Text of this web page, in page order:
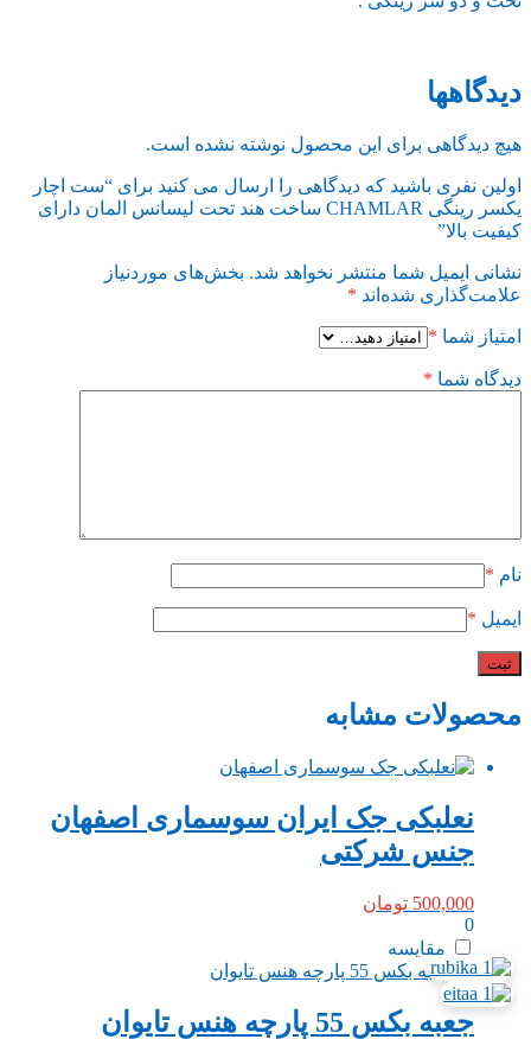
دیدگاهها
هیچ دیدگاهی برای این محصول نوشته نشده است.
اولین نفری باشید که دیدگاهی را ارسال می کنید برای “ست اچار
یکسر رینگی CHAMLAR ساخت هند تحت لیسانس المان دارای
کيفيت بالا”
نشانی ایمیل شما منتشر نخواهد شد. بخش‌های موردنیاز
علامت‌گذاری شده‌اند *
امتیاز شما *
دیدگاه شما *
نام *
ایمیل *
محصولات مشابه
نعلبکی جک ایران سوسماری اصفهان
جنس شرکتی
500,000 تومان
0
مقایسه
جعبه بکس 55 پارچه هنس تایوان